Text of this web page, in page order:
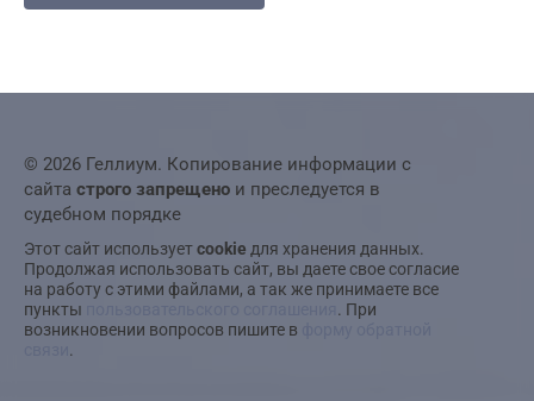
© 2026 Геллиум. Копирование информации с
сайта строго запрещено и преследуется в
судебном порядке
Этот сайт используетcookie для хранения данных.
Продолжая использовать сайт, вы даете свое согласие
на работу с этими файлами, а так же принимаете все
пункты
. При
возникновении вопросов пишите в
.